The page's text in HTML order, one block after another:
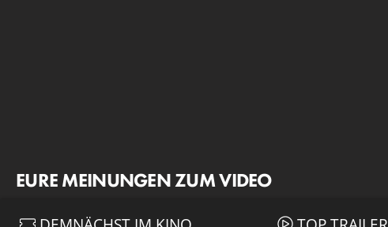
EURE MEINUNGEN ZUM VIDEO